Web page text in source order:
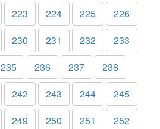
223 224 225
226
230 231 232
233
235 236 237
238
242 243 244
245
249 250 251
252